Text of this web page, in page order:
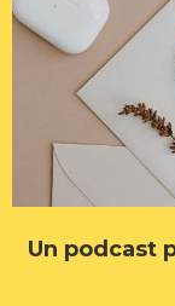
Un podcast